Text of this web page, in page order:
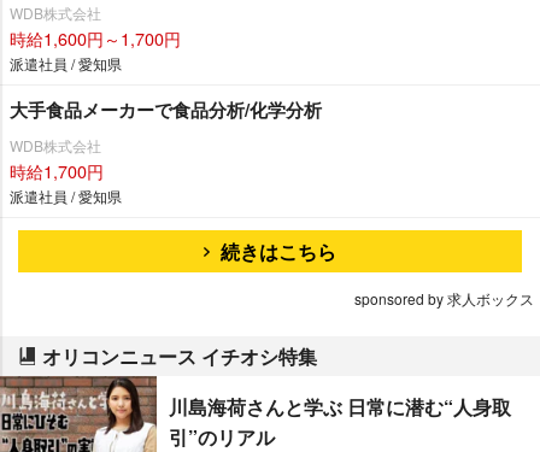
WDB株式会社
時給1,600円～1,700円
派遣社員 / 愛知県
大手食品メーカーで食品分析/化学分析
WDB株式会社
時給1,700円
派遣社員 / 愛知県
続きはこちら
sponsored by 求人ボックス
オリコンニュース イチオシ特集
川島海荷さんと学ぶ 日常に潜む“人身取
引”のリアル